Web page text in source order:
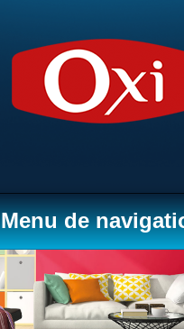
Menu de